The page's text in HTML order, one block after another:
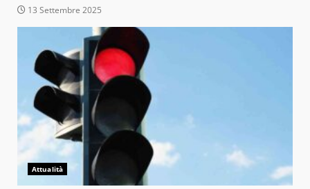
13 Settembre 2025
Attualità